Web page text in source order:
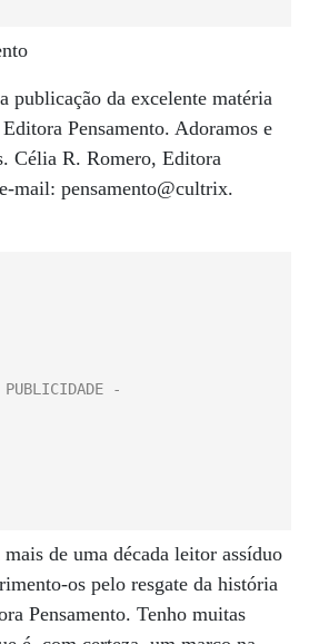
publicação da excelente matéria
Pensamento. Adoramos e
Célia R. Romero, Editora
mail: pensamento@cultrix.
de uma década leitor assíduo
os pelo resgate da história
Pensamento. Tenho muitas